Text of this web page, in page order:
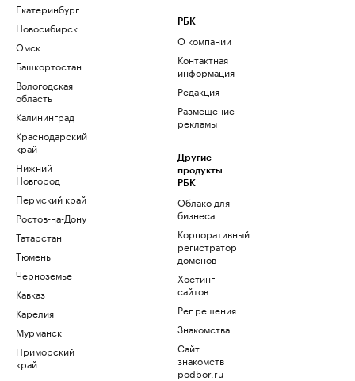
Екатеринбург
Новосибирск
Омск
Башкортостан
Вологодская
область
Калининград
Краснодарский
край
Нижний
Новгород
Пермский край
Ростов-на-Дону
Татарстан
Тюмень
Черноземье
Кавказ
Карелия
Мурманск
Приморский
край
РБК
О компании
Контактная
информация
Редакция
Размещение
рекламы
Другие
продукты
РБК
Облако для
бизнеса
Корпоративный
регистратор
доменов
Хостинг
сайтов
Рег.решения
Знакомства
Сайт
знакомств
podbor.ru